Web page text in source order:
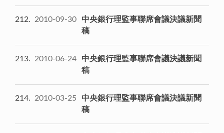
212 2010-09-30
中央銀行理監事聯席會議決議新聞
稿
213 2010-06-24
中央銀行理監事聯席會議決議新聞
稿
214 2010-03-25
中央銀行理監事聯席會議決議新聞
稿